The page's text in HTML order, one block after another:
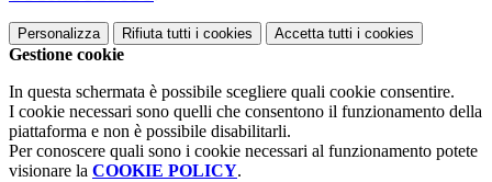
Personalizza Rifiuta tutti i cookies Accetta tutti i cookies
Gestione cookie
In questa schermata è possibile scegliere quali cookie consentire.
I cookie necessari sono quelli che consentono il funzionamento della
piattaforma e non è possibile disabilitarli.
Per conoscere quali sono i cookie necessari al funzionamento potete
visionare la COOKIE POLICY.